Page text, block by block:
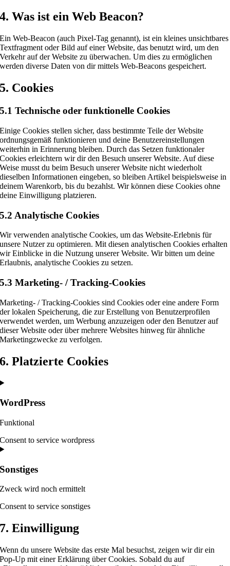
4. Was ist ein Web Beacon?
Ein Web-Beacon (auch Pixel-Tag genannt), ist ein kleines unsichtbares
Textfragment oder Bild auf einer Website, das benutzt wird, um den
Verkehr auf der Website zu überwachen. Um dies zu ermöglichen
werden diverse Daten von dir mittels Web-Beacons gespeichert.
5. Cookies
5.1 Technische oder funktionelle Cookies
Einige Cookies stellen sicher, dass bestimmte Teile der Website
ordnungsgemäß funktionieren und deine Benutzereinstellungen
weiterhin in Erinnerung bleiben. Durch das Setzen funktionaler
Cookies erleichtern wir dir den Besuch unserer Website. Auf diese
Weise musst du beim Besuch unserer Website nicht wiederholt
dieselben Informationen eingeben, so bleiben Artikel beispielsweise in
deinem Warenkorb, bis du bezahlst. Wir können diese Cookies ohne
deine Einwilligung platzieren.
5.2 Analytische Cookies
Wir verwenden analytische Cookies, um das Website-Erlebnis für
unsere Nutzer zu optimieren. Mit diesen analytischen Cookies erhalten
wir Einblicke in die Nutzung unserer Website. Wir bitten um deine
Erlaubnis, analytische Cookies zu setzen.
5.3 Marketing- / Tracking-Cookies
Marketing- / Tracking-Cookies sind Cookies oder eine andere Form
der lokalen Speicherung, die zur Erstellung von Benutzerprofilen
verwendet werden, um Werbung anzuzeigen oder den Benutzer auf
dieser Website oder über mehrere Websites hinweg für ähnliche
Marketingzwecke zu verfolgen.
6. Platzierte Cookies
WordPress
Funktional
Consent to service wordpress
Sonstiges
Zweck wird noch ermittelt
Consent to service sonstiges
7. Einwilligung
Wenn du unsere Website das erste Mal besuchst, zeigen wir dir ein
Pop-Up mit einer Erklärung über Cookies. Sobald du auf